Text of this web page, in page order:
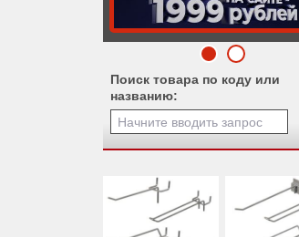
Поиск товара по коду или
названию: